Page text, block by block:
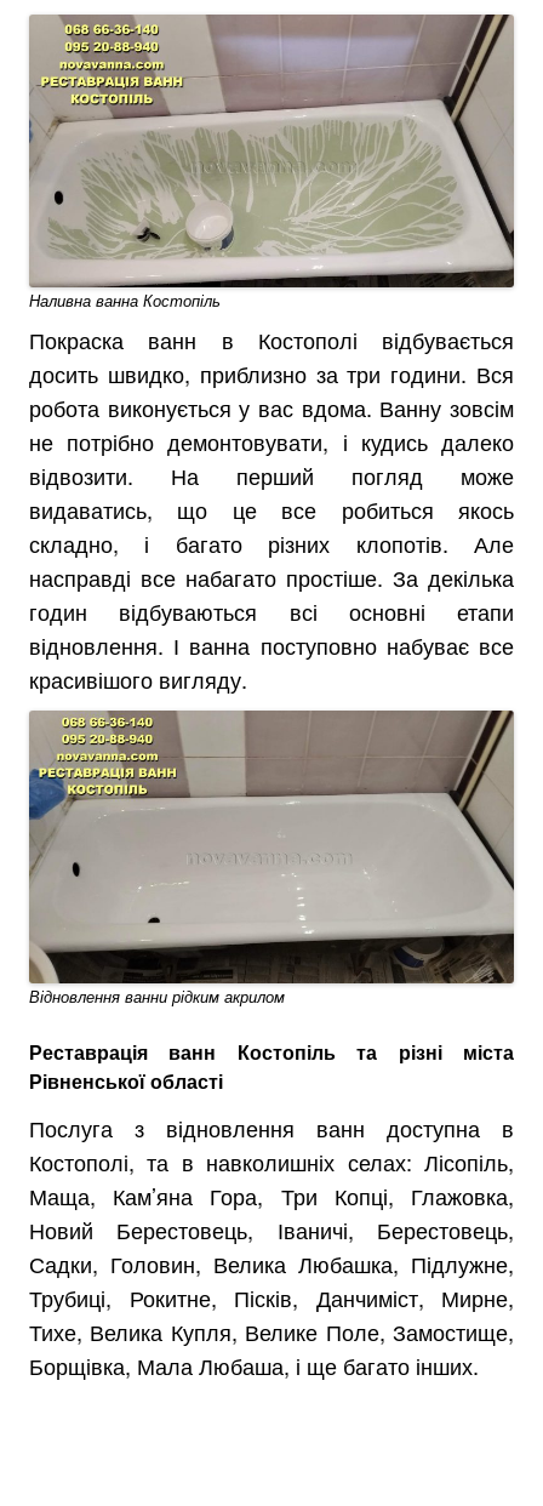
Наливна ванна Костопіль
Покраска ванн в Костополі відбувається
досить швидко, приблизно за три години. Вся
робота виконується у вас вдома. Ванну зовсім
не потрібно демонтовувати, і кудись далеко
відвозити. На перший погляд може
видаватись, що це все робиться якось
складно, і багато різних клопотів. Але
насправді все набагато простіше. За декілька
годин відбуваються всі основні етапи
відновлення. І ванна поступовно набуває все
красивішого вигляду.
Відновлення ванни рідким акрилом
Реставрація ванн Костопіль та різні міста
Рівненської області
Послуга з відновлення ванн доступна в
Костополі, та в навколишніх селах: Лісопіль,
Маща, Кам’яна Гора, Три Копці, Глажовка,
Новий Берестовець, Іваничі, Берестовець,
Садки, Головин, Велика Любашка, Підлужне,
Трубиці, Рокитне, Пісків, Данчиміст, Мирне,
Тихе, Велика Купля, Велике Поле, Замостище,
Борщівка, Мала Любаша, і ще багато інших.